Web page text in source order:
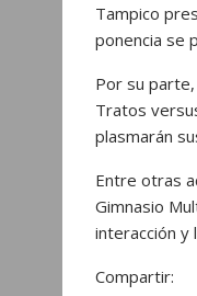
Tampico
ponencia se
Por su
Tratos
plasmarán
Entre otras
Gimnasio
interacción y
Compartir: